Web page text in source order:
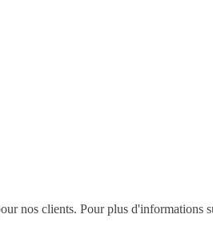
nos clients. Pour plus d'informations